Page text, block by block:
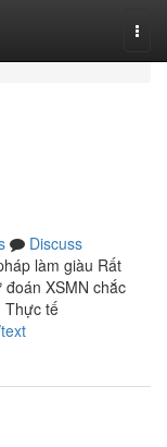
Discuss
làm giàu Rất
XSMN chắc
Thực tế